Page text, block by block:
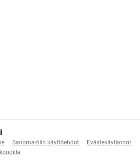
Sanoma-tilin käyttöehdot
Evästekäytännöt